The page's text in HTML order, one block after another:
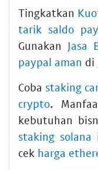
Tingkatkan
tarik saldo
Gunakan Jasa
paypal aman di
Cobastaking
crypto.
kebutuhan
staking solana
cek harga